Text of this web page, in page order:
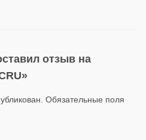
отзыв на
Обязательные поля